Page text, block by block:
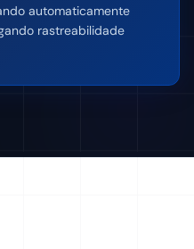
automaticamente
rastreabilidade